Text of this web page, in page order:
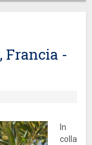
Francia -
In
colla